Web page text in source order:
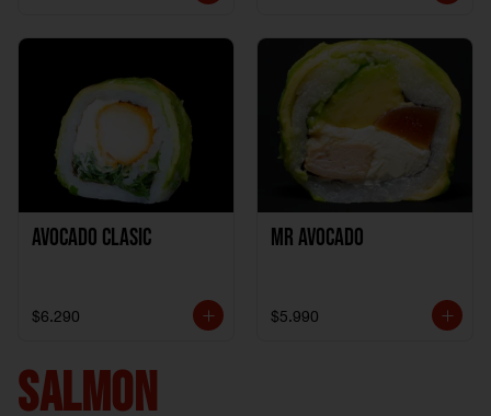
Avocado clasic
$6.290
Mr Avocado
$5.990
SALMON